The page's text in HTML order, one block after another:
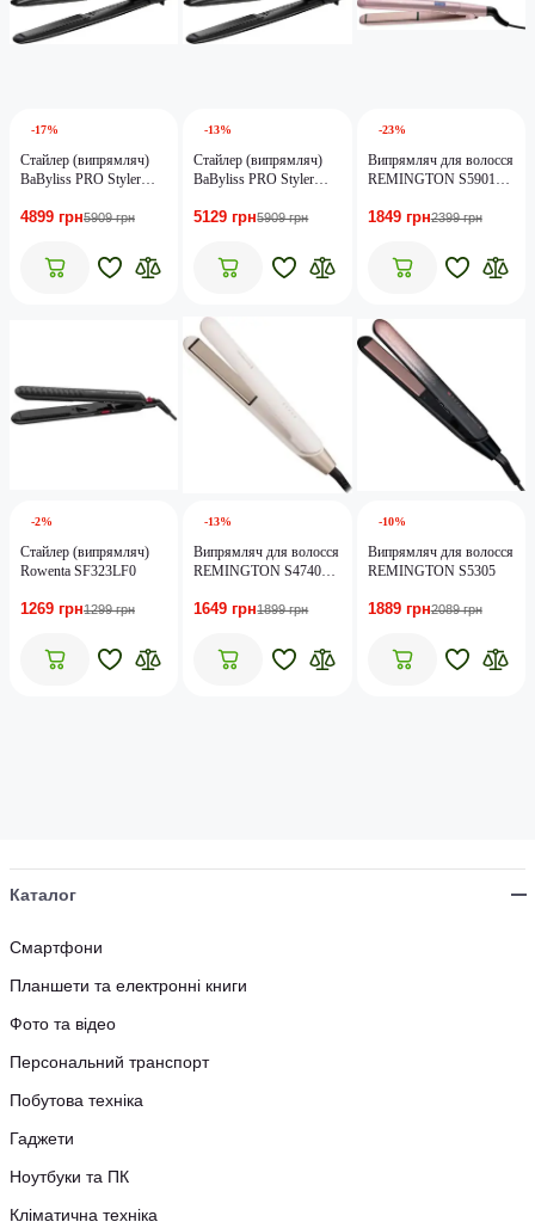
-17%
Стайлер (випрямляч)
BaByliss PRO Styler
4899 грн5909 грн
-13%
Стайлер (випрямляч)
BaByliss PRO Styler
5129 грн5909 грн
-23%
Випрямляч для волосся
REMINGTON S5901
1849 грн2399 грн
-2%
Стайлер (випрямляч)
Rowenta SF323LF0
1269 грн1299 грн
-13%
Випрямляч для волосся
REMINGTON S4740
1649 грн1899 грн
-10%
Випрямляч для волосся
REMINGTON S5305
1889 грн2089 грн
Каталог
Смартфони
Планшети та електронні книги
Фото та відео
Персональний транспорт
Побутова техніка
Гаджети
Ноутбуки та ПК
Кліматична техніка